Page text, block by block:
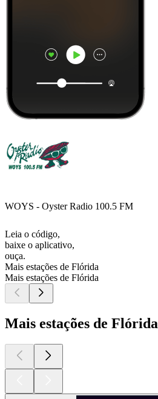
WOYS - Oyster Radio 100.5 FM
Leia o código,
baixe o aplicativo,
ouça.
Mais estações de Flórida
Mais estações de Flórida
Mais estações de Flórida